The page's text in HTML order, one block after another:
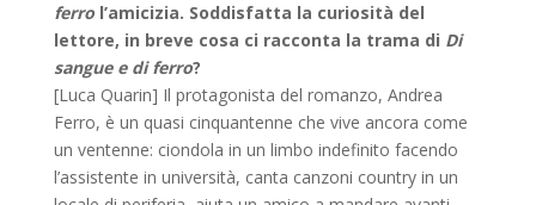
ferro l’amicizia. Soddisfatta la curiosità del
lettore, in breve cosa ci racconta la trama di Di
sangue e di ferro?
[Luca Quarin] Il protagonista del romanzo, Andrea
Ferro, è un quasi cinquantenne che vive ancora come
un ventenne: ciondola in un limbo indefinito facendo
l’assistente in università, canta canzoni country in un